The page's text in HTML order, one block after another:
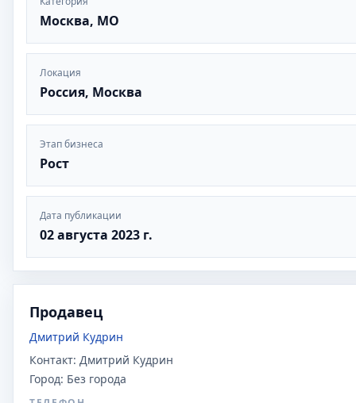
Москва, МО
Локация
Россия, Москва
Этап бизнеса
Рост
Дата публикации
02 августа 2023 г.
Продавец
Дмитрий Кудрин
Контакт: Дмитрий Кудрин
Город: Без города